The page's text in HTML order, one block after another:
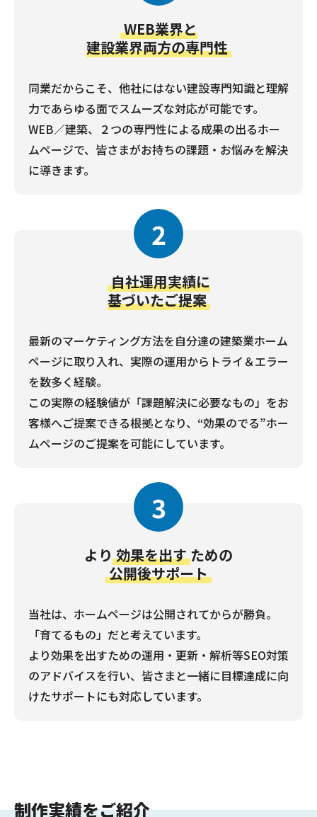
WEB業界と
建設業界両方の専門性
同業だからこそ、他社にはない建設専門知識と理解
力であらゆる面でスムーズな対応が可能です。
WEB／建築、２つの専門性による成果の出るホー
ムページで、皆さまがお持ちの課題・お悩みを解決
に導きます。
2
自社運用実績に
基づいたご提案
最新のマーケティング方法を自分達の建築業ホーム
ページに取り入れ、実際の運用からトライ＆エラー
を数多く経験。
この実際の経験値が「課題解決に必要なもの」をお
客様へご提案できる根拠となり、“効果のでる”ホー
ムページのご提案を可能にしています。
3
より 効果を出す ための
公開後サポート
当社は、ホームページは公開されてからが勝負。
「育てるもの」だと考えています。
より効果を出すための運用・更新・解析等SEO対策
のアドバイスを行い、皆さまと一緒に目標達成に向
けたサポートにも対応しています。
制作実績をご紹介